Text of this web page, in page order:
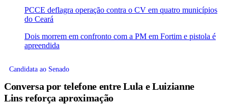
PCCE deflagra operação contra o CV em quatro municípios
do Ceará
Dois morrem em confronto com a PM em Fortim e pistola é
apreendida
Candidata ao Senado
Conversa por telefone entre Lula e Luizianne
Lins reforça aproximação